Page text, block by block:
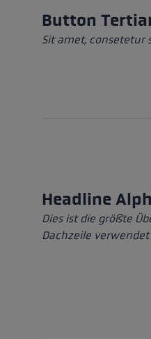
Button
Sit amet, consetetur
Headline
Dies ist die größte
Dachzeile